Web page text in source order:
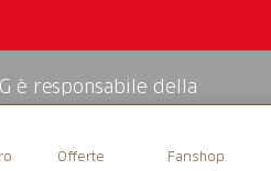
Offerte Fanshop
è responsabile della